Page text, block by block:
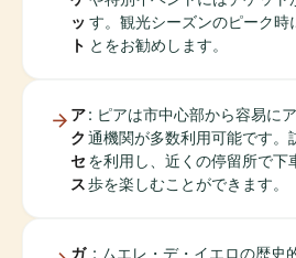
ッ
ト
す。観光シーズンのピーク時
とをお勧めします。
ア
ク
セ
ス
: ピアは市中心部から容易に
通機関が多数利用可能です。
を利用し、近くの停留所で下
歩を楽しむことができます。
ガ : ムエレ・デ・イエロの歴史